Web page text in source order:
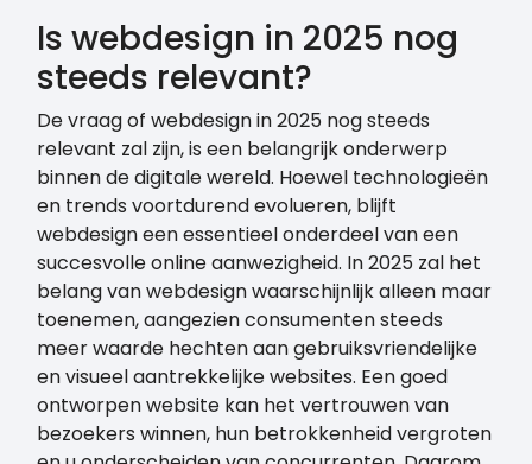
Is webdesign in 2025 nog
steeds relevant?
De vraag of webdesign in 2025 nog steeds
relevant zal zijn, is een belangrijk onderwerp
binnen de digitale wereld. Hoewel technologieën
en trends voortdurend evolueren, blijft
webdesign een essentieel onderdeel van een
succesvolle online aanwezigheid. In 2025 zal het
belang van webdesign waarschijnlijk alleen maar
toenemen, aangezien consumenten steeds
meer waarde hechten aan gebruiksvriendelijke
en visueel aantrekkelijke websites. Een goed
ontworpen website kan het vertrouwen van
bezoekers winnen, hun betrokkenheid vergroten